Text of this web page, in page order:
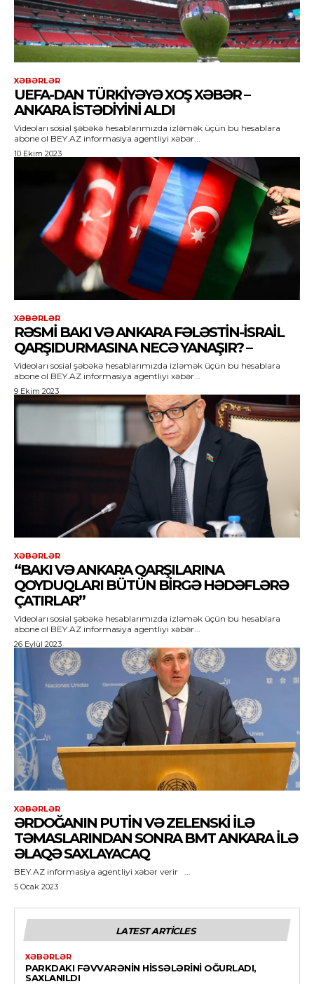
XƏBƏRLƏR
UEFA-DAN TÜRKIYƏYƏ XOŞ XƏBƏR –
ANKARA ISTƏDIYINI ALDI
Videoları sosial şəbəkə hesablarımızda izləmək üçün bu hesablara
abone ol BEY.AZ informasiya agentliyi xəbər...
10 Ekim 2023
XƏBƏRLƏR
RƏSMI BAKI VƏ ANKARA FƏLƏSTIN-İSRAIL
QARŞIDURMASINA NECƏ YANAŞIR? –
Videoları sosial şəbəkə hesablarımızda izləmək üçün bu hesablara
abone ol BEY.AZ informasiya agentliyi xəbər...
9 Ekim 2023
XƏBƏRLƏR
“BAKI VƏ ANKARA QARŞILARINA
QOYDUQLARI BÜTÜN BIRGƏ HƏDƏFLƏRƏ
ÇATIRLAR”
Videoları sosial şəbəkə hesablarımızda izləmək üçün bu hesablara
abone ol BEY.AZ informasiya agentliyi xəbər...
26 Eylül 2023
XƏBƏRLƏR
ƏRDOĞANIN PUTIN VƏ ZELENSKI ILƏ
TƏMASLARINDAN SONRA BMT ANKARA ILƏ
ƏLAQƏ SAXLAYACAQ
BEY.AZ informasiya agentliyi xəbər verir ...
5 Ocak 2023
LATEST ARTICLES
XƏBƏRLƏR
PARKDAKI FƏVVARƏNIN HISSƏLƏRINI OĞURLADI,
SAXLANILDI